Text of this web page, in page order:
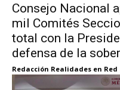
Consejo Nacional
mil Comités
total con la
defensa de la
Redacción Realidades en Red